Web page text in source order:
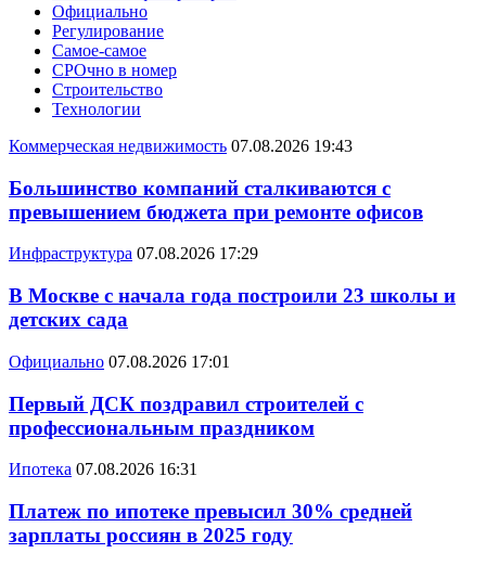
Официально
Регулирование
Самое-самое
СРОчно в номер
Строительство
Технологии
Коммерческая недвижимость 07.08.2026 19:43
Большинство компаний сталкиваются с
превышением бюджета при ремонте офисов
Инфраструктура 07.08.2026 17:29
В Москве с начала года построили 23 школы и
детских сада
Официально 07.08.2026 17:01
Первый ДСК поздравил строителей с
профессиональным праздником
Ипотека 07.08.2026 16:31
Платеж по ипотеке превысил 30% средней
зарплаты россиян в 2025 году